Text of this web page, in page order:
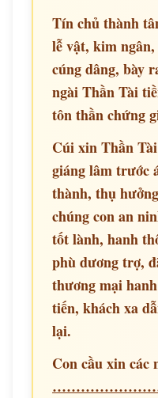
Tín chủ thành
lễ vật, kim
cúng dâng, bày
ngài Thần Tài
tôn thần chứng
Cúi xin Thần
giáng lâm trước
thành, thụ
chúng con an
tốt lành, hanh
phù dương trợ,
thương mại
tiến, khách xa
lại.
Con cầu xin các